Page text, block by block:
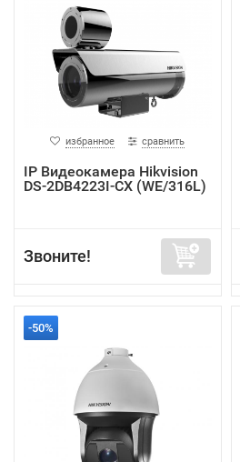
избранное сравнить
IP Видеокамера Hikvision
DS-2DB4223I-CX (WE/316L)
Звоните!
-50%